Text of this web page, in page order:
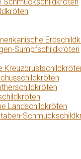
Sumpfschildkröten
Landschildkröten